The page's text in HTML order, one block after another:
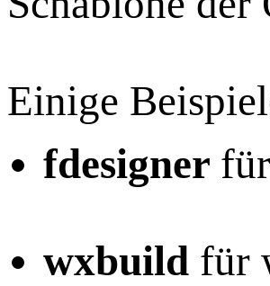
Einige
fdesigner
wxbuild für